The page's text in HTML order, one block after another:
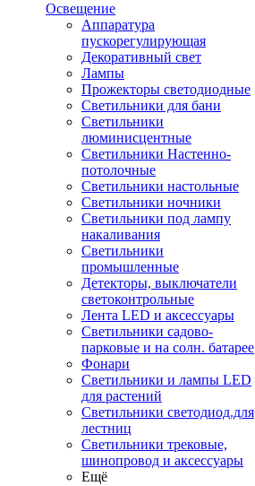
Освещение
Аппаратура
пускорегулирующая
Декоративный свет
Лампы
Прожекторы светодиодные
Светильники для бани
Светильники
люминисцентные
Светильники Настенно-
потолочные
Светильники настольные
Светильники ночники
Светильники под лампу
накаливания
Светильники
промышленные
Детекторы, выключатели
светоконтрольные
Лента LED и аксессуары
Светильники садово-
парковые и на солн. батарее
Фонари
Светильники и лампы LED
для растений
Светильники светодиод.для
лестниц
Светильники трековые,
шинопровод и аксессуары
Ещё